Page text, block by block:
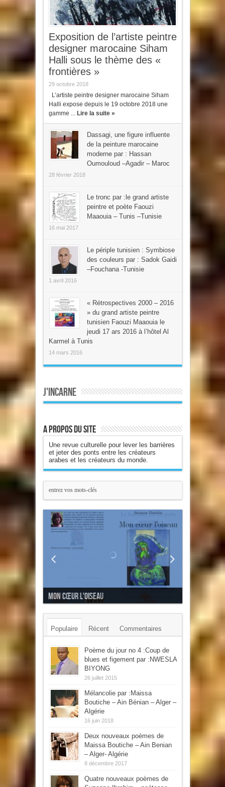
Exposition de l’artiste peintre
designer marocaine Siham
Halli sous le thème des «
frontières »
29 octobre 2018
L’artiste peintre designer marocaine Siham
Halli expose depuis le 19 octobre 2018 une
gamme ... Lire la suite »
Dassagi, une figure influente
de la peinture marocaine
moderne par : Hassan
Oumouloud –Agadir – Maroc
28 février 2018
Le tronc par :le grand artiste
peintre et poète Faouzi
Maaouia – Tunis –Tunisie
16 mai 2017
Le périple tunisien : Symbiose
des couleurs par : Sadok Gaidi
–Fouchana -Tunisie
1 avril 2016
« Rétrospectives 2000 – 2016
» du grand artiste peintre
tunisien Faouzi Maaouia le
jeudi 17 ars 2016 à l’hôtel Al
Karmel à Tunis
14 mars 2016
J'incarne
A propos du site
Une revue culturelle pour lever les barrières
et jeter des ponts entre les créateurs
arabes et les créateurs du monde.
Mon cœur l'oiseau
Populaire Récent Commentaires
Mots-clés
Poème du jour no 4 :Coup de
blues et figement par :NWESLA
BIYONG
26 juillet 2015
Mélancolie par :Maissa
Boutiche – Ain Bénian – Alger –
Algérie
16 juin 2018
Deux nouveaux poèmes de
Maissa Boutiche – Ain Benian
– Alger- Algérie
8 décembre 2017
Quatre nouveaux poèmes de